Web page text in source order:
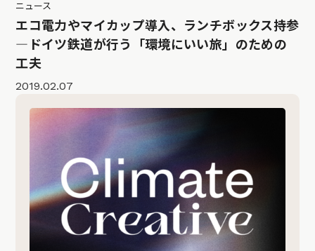
ニュース
エコ電力やマイカップ導入、ランチボックス持参
―ドイツ鉄道が行う「環境にいい旅」のための
工夫
2019.02.07